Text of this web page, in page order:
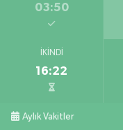
03:50
İKINDI
16:22
Aylık Vakitler